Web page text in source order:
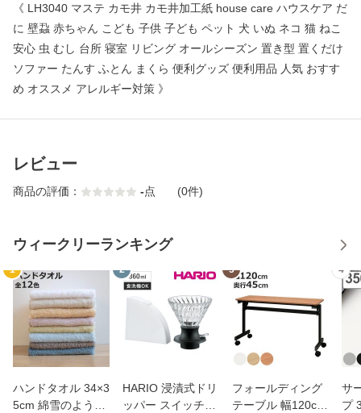
《 LH3040 マステ カモ井 カモ井加工紙 house care ハウスケア だ
に 壁蝨 赤ちゃん こども 子供 子ども ペット 犬 いぬ ネコ 猫 ねこ
安心 虫 むし 台所 寝室 リビング オールシーズン 置き型 置くだけ
ソファー たんす ふとん まくら 便利グッズ 便利用品 人気 おすす
め オススメ アレルギー対策 》
レビュー
商品の評価： -点 (0件)
ウィークリーランキング
1
ハンドタオル 34×3
5cm 綿雪のような
2
HARIO 浸漬式ドリ
ッパー スイッチ36
3
フォールディング
テーブル 幅120cm
4
サ
プ